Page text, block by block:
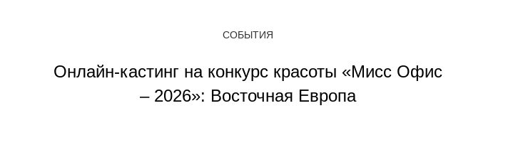
СОБЫТИЯ
Онлайн-кастинг на конкурс красоты «Мисс Офис
– 2026»: Восточная Европа